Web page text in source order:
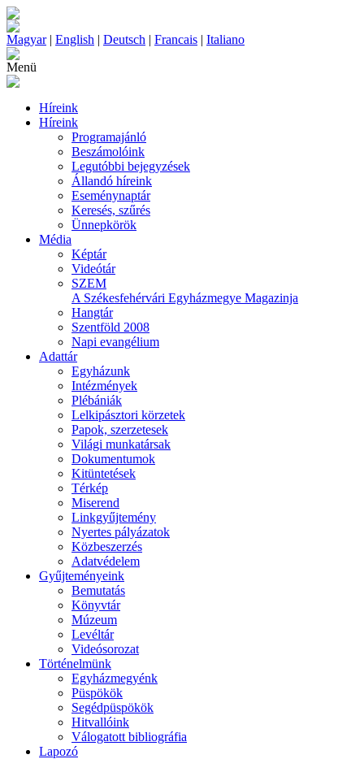
Magyar| English | Deutsch | Francais | Italiano
Menü
Híreink
Híreink
Programajánló
Beszámolóink
Legutóbbi bejegyzések
Állandó híreink
Eseménynaptár
Keresés, szűrés
Ünnepkörök
Média
Képtár
Videótár
SZEM
A Székesfehérvári Egyházmegye Magazinja
Hangtár
Szentföld 2008
Napi evangélium
Adattár
Egyházunk
Intézmények
Plébániák
Lelkipásztori körzetek
Papok, szerzetesek
Világi munkatársak
Dokumentumok
Kitüntetések
Térkép
Miserend
Linkgyűjtemény
Nyertes pályázatok
Közbeszerzés
Adatvédelem
Gyűjteményeink
Bemutatás
Könyvtár
Múzeum
Levéltár
Videósorozat
Történelmünk
Egyházmegyénk
Püspökök
Segédpüspökök
Hitvallóink
Válogatott bibliográfia
Lapozó